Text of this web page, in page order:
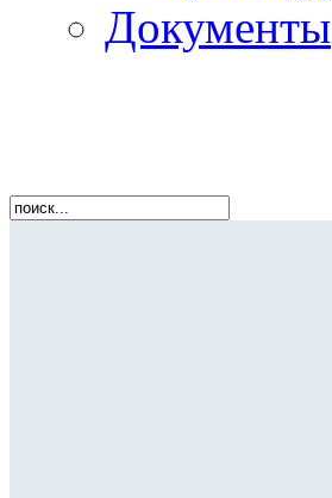
Документы